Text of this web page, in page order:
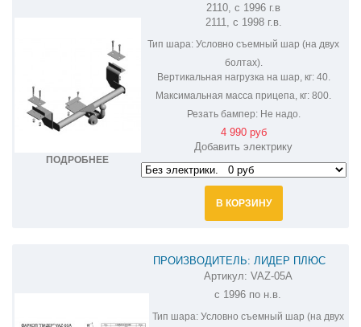
ПОДРОБНЕЕ
ВАЗ-2111 "ЛАДА 111" 2110.C
2110, с 1996 г.в
2111, с 1998 г.в.
Тип шара: Условно съемный шар (на двух
болтах).
Вертикальная нагрузка на шар, кг:40.
Максимальная масса прицепа, кг: 800.
Резать бампер:Не надо.
4 990 руб
Добавить электрику
В КОРЗИНУ
ПРОИЗВОДИТЕЛЬ: ЛИДЕР ПЛЮС
ФАРКОП НА ВАЗ-
2110,2111,2112,2170,2171,2172 VAZ-05A
Артикул: VAZ-05A
с 1996 по н.в.
Тип шара:Условно съемный шар (на двух